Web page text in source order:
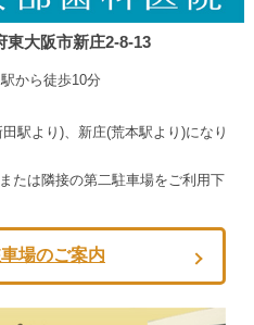
東大阪市新庄2-8-13
から徒歩10分
駅より)、新庄(荒本駅より)になり
たは隣接の第二駐車場をご利用下
場のご案内